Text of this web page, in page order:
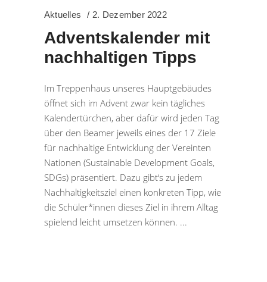
Aktuelles 2. Dezember 2022
Adventskalender mit
nachhaltigen Tipps
Im Treppenhaus unseres Hauptgebäudes
öffnet sich im Advent zwar kein tägliches
Kalendertürchen, aber dafür wird jeden Tag
über den Beamer jeweils eines der 17 Ziele
für nachhaltige Entwicklung der Vereinten
Nationen (Sustainable Development Goals,
SDGs) präsentiert. Dazu gibt‘s zu jedem
Nachhaltigkeitsziel einen konkreten Tipp, wie
die Schüler*innen dieses Ziel in ihrem Alltag
spielend leicht umsetzen können.